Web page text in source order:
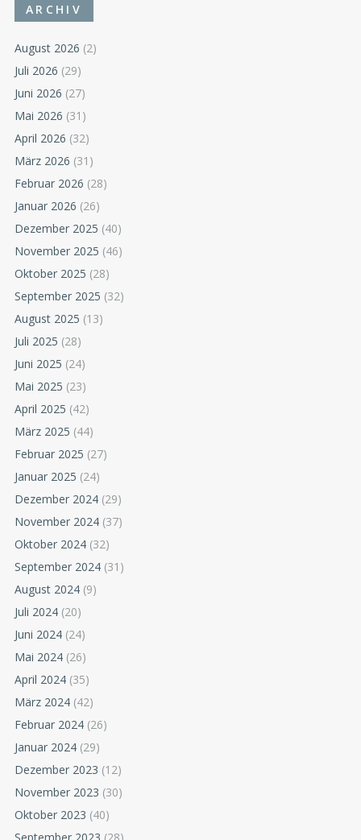
ARCHIV
August 2026 (2)
Juli 2026 (29)
Juni 2026 (27)
Mai 2026 (31)
April 2026 (32)
März 2026 (31)
Februar 2026 (28)
Januar 2026 (26)
Dezember 2025 (40)
November 2025 (46)
Oktober 2025 (28)
September 2025 (32)
August 2025 (13)
Juli 2025 (28)
Juni 2025 (24)
Mai 2025 (23)
April 2025 (42)
März 2025 (44)
Februar 2025 (27)
Januar 2025 (24)
Dezember 2024 (29)
November 2024 (37)
Oktober 2024 (32)
September 2024 (31)
August 2024 (9)
Juli 2024 (20)
Juni 2024 (24)
Mai 2024 (26)
April 2024 (35)
März 2024 (42)
Februar 2024 (26)
Januar 2024 (29)
Dezember 2023 (12)
November 2023 (30)
Oktober 2023 (40)
September 2023 (28)